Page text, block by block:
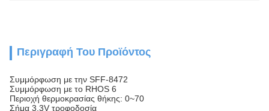
Περιγραφή Του Προϊόντος
Συμμόρφωση με την SFF-8472
Συμμόρφωση με το RHOS 6
Περιοχή θερμοκρασίας θήκης: 0~70
Σήμα 3.3V τροφοδοσία